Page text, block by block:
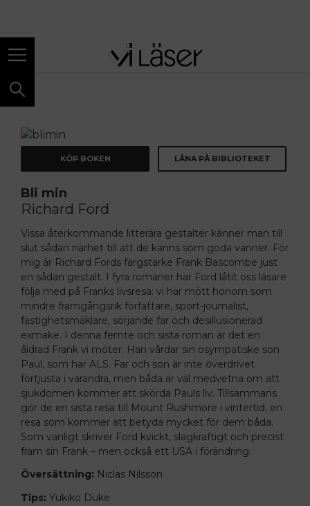
KÖP BOKEN LÅNA PÅ BIBLIOTEKET
Bli min
Richard Ford
Vissa återkommande litterära gestalter känner man till
slut sådan närhet till att de känns som goda vänner. För
mig är Richard Fords färgstarke Frank Bascombe just
en sådan gestalt. I fyra romaner har Ford låtit oss läsare
följa med på Franks livsresa: vi har mött honom som
mindre framgångsrik författare, sport-­journalist,
fastighetsmäklare, sörjande far och desillusionerad
exmake. I denna femte och sista roman är det en
åldrad Frank vi möter. Han vårdar sin osympatiske son
Paul, som har ALS. Far och son är inte överdrivet
förtjusta i varandra, men båda är väl medvetna om att
sjukdomen kommer att skörda Pauls liv. Tillsammans
gör de en sista resa till Mount Rushmore i vintertid, en
resa som kommer att betyda mycket för dem båda.
Som vanligt skriver Ford kvickt, slagkraftigt och precist
fram sin Frank – men också ett USA i förändring.
Översättning: Niclas Nilsson
Tips: Yukiko Duke